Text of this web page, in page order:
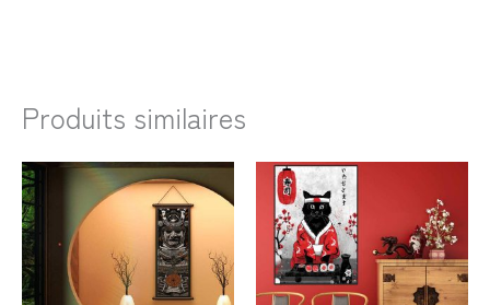
Produits similaires
Plage
de
prix :
31,99€
à
43,99€
prix :
23,99€
à
138,99€